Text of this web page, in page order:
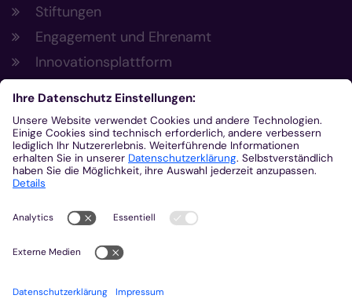
Stiftungen
Engagement und Ehrenamt
Innovationsplattform
Aus der Plattform
Nachrichten
Veranstaltungen
Gottesdienste
Stellenangebote
Kirchenzeitung
Amtsblatt (Kirchlicher Anzeiger)
Rechtsdatenbank